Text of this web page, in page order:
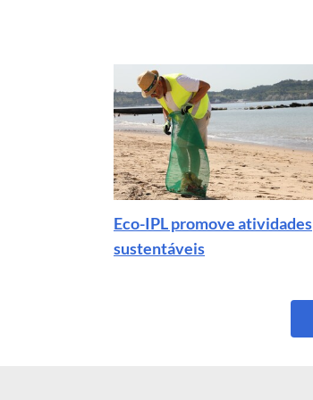
Eco-IPL promove atividades
sustentáveis